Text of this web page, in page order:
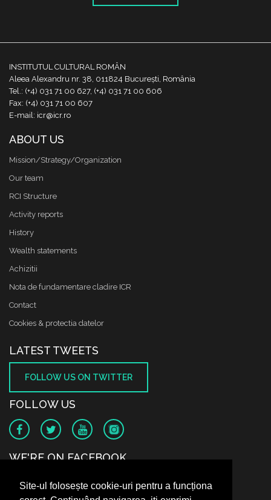
Site-ul folosește cookie-uri pentru a funcționa
INSTITUTUL CULTURAL ROMÂN
Aleea Alexandru nr. 38, 011824 București, România
Tel.: (+4) 031 71 00 627, (+4) 031 71 00 606
Fax: (+4) 031 71 00 607
E-mail: icr@icr.ro
ABOUT US
Mission/Strategy/Organization
Our team
RCI Structure
Activity reports
History
Wealth statements
Achizitii
Nota de fundamentare cladire ICR
Contact
Cookies & protectia datelor
LATEST TWEETS
FOLLOW US ON TWITTER
FOLLOW US
WE'RE ON FACEBOOK